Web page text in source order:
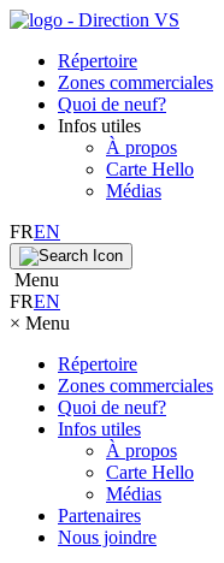
Répertoire
Zones commerciales
Quoi de neuf?
Infos utiles
À propos
Carte Hello
Médias
FREN
Menu
FREN
× Menu
Répertoire
Zones commerciales
Quoi de neuf?
Infos utiles
À propos
Carte Hello
Médias
Partenaires
Nous joindre